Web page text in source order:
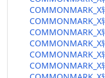
COMMONMARK_X
COMMONMARK_X
COMMONMARK_X
COMMONMARK_X
COMMONMARK_X
COMMONMARK_X